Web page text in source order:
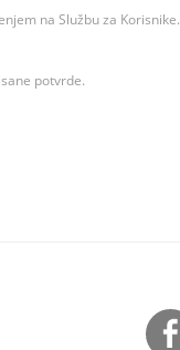
na Službu za Korisnike.
potvrde.